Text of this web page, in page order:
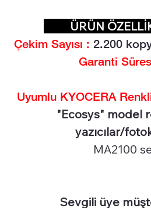
ÜRÜN
Çekim Sayısı : 2.200
Garanti
Uyumlu KYOCERA
"Ecosys" model
yazıcılar/
MA2100
Sevgili üye